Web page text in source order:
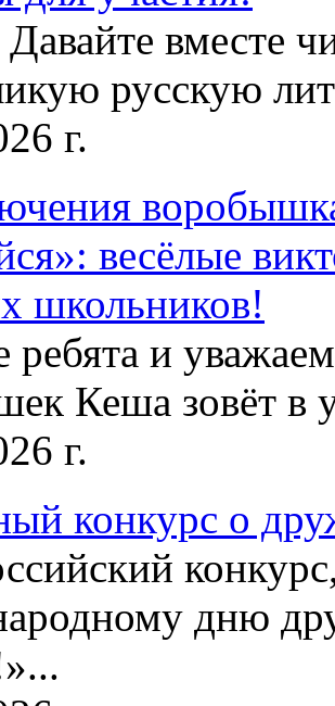
вместе
русскую
г.
весёлые
школьников!
ребята и
Кеша зовёт в
г.
конкурс о
дню